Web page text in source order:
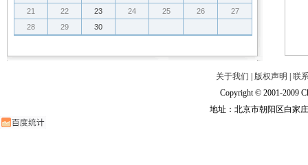
21
22 23 24 25 26
27
28
29 30
关于我们 版权声明
联
Copyright © 2001-2009
地址：北京市朝阳区白家